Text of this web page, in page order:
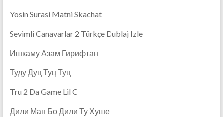
Yosin Surasi Matni Skachat
Sevimli Canavarlar 2 Türkçe Dublaj Izle
Ишкаму Азам Гирифтан
Туду Дуц Туц Туц
Tru 2 Da Game Lil C
Дили Ман Бо Дили Ту Хуше